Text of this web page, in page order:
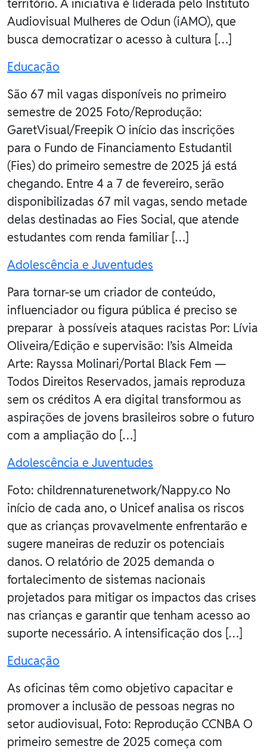
território. A iniciativa é liderada pelo Instituto
Audiovisual Mulheres de Odun (iAMO), que
busca democratizar o acesso à cultura […]
Educação
São 67 mil vagas disponíveis no primeiro
semestre de 2025 Foto/Reprodução:
GaretVisual/Freepik O início das inscrições
para o Fundo de Financiamento Estudantil
(Fies) do primeiro semestre de 2025 já está
chegando. Entre 4 a 7 de fevereiro, serão
disponibilizadas 67 mil vagas, sendo metade
delas destinadas ao Fies Social, que atende
estudantes com renda familiar […]
Adolescência e Juventudes
Para tornar-se um criador de conteúdo,
influenciador ou figura pública é preciso se
preparar à possíveis ataques racistas Por: Lívia
Oliveira/Edição e supervisão: I’sis Almeida
Arte: Rayssa Molinari/Portal Black Fem —
Todos Direitos Reservados, jamais reproduza
sem os créditos A era digital transformou as
aspirações de jovens brasileiros sobre o futuro
com a ampliação do […]
Adolescência e Juventudes
Foto: childrennaturenetwork/Nappy.co No
início de cada ano, o Unicef analisa os riscos
que as crianças provavelmente enfrentarão e
sugere maneiras de reduzir os potenciais
danos. O relatório de 2025 demanda o
fortalecimento de sistemas nacionais
projetados para mitigar os impactos das crises
nas crianças e garantir que tenham acesso ao
suporte necessário. A intensificação dos […]
Educação
As oficinas têm como objetivo capacitar e
promover a inclusão de pessoas negras no
setor audiovisual, Foto: Reprodução CCNBA O
primeiro semestre de 2025 começa com